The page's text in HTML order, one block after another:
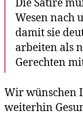
Die Satire
Wesen nach
damit sie
arbeiten als
Gerechten
Wir wünschen
weiterhin